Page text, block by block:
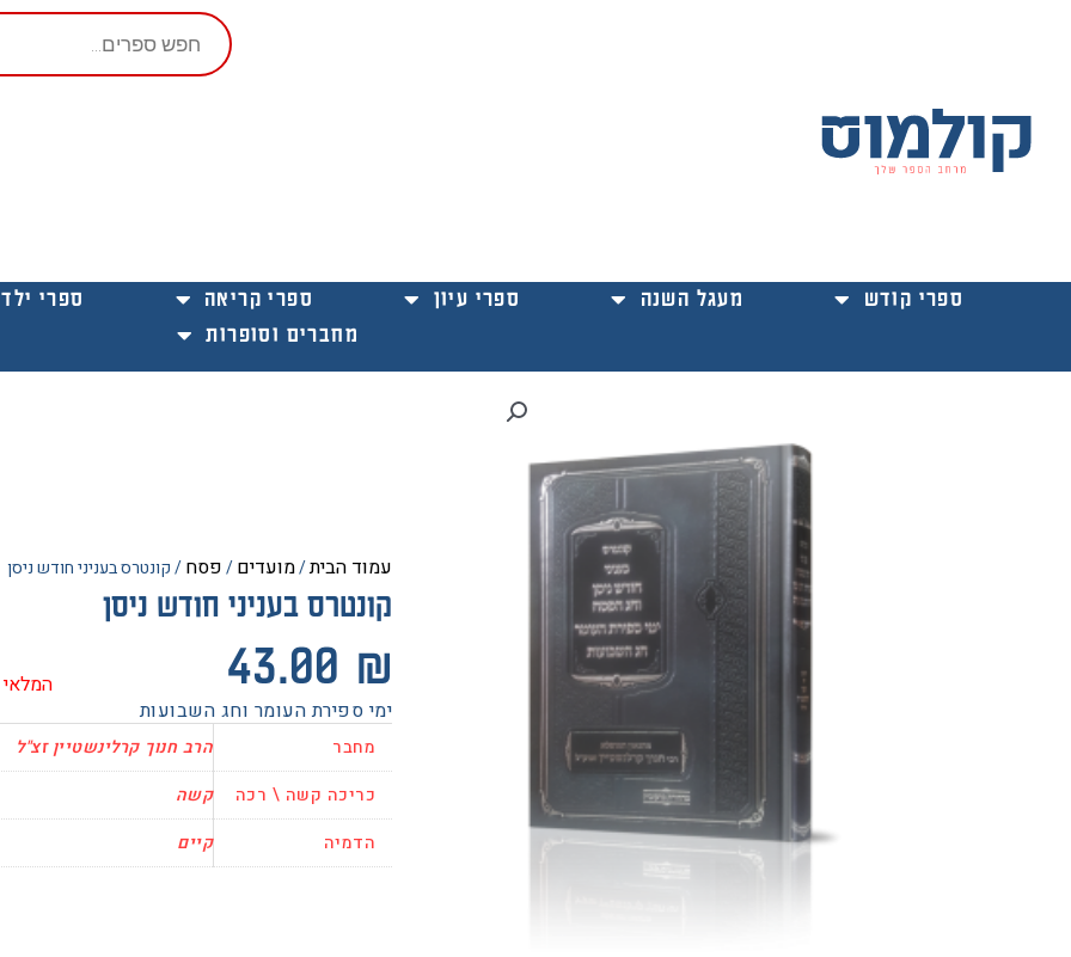
Products
search
ספרי קודש מעגל השנה ספרי עיון ספרי קריאה
ספרי
מחברים וסופרות
עמוד הבית/מועדים/פסח/ קונטרס בעניני חודש ניסן
קונטרס בעניני חודש ניסן
43.00 ₪
ימי ספירת העומר וחג השבועות
מחבר
הרב חנוך קרלינשטיין זצ"ל
כריכה קשה \ רכה
קשה
הדמיה
קיים